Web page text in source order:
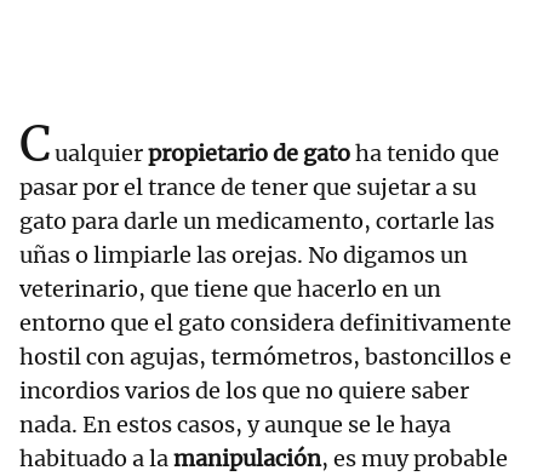
Cualquierpropietario de gatoha tenido que
pasar por el trance de tener que sujetar a su
gato para darle un medicamento, cortarle las
uñas o limpiarle las orejas. No digamos un
veterinario, que tiene que hacerlo en un
entorno que el gato considera definitivamente
hostil con agujas, termómetros, bastoncillos e
incordios varios de los que no quiere saber
nada. En estos casos, y aunque se le haya
habituado a lamanipulación, es muy probable